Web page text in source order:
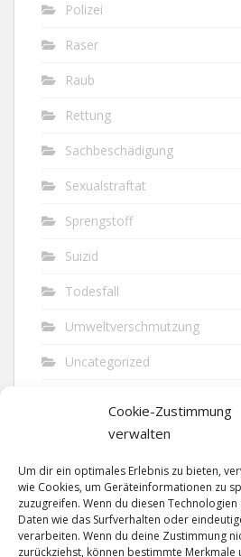
Cookie-Zustimmung
verwalten
Um dir ein optimales Erlebnis zu bieten,
wie Cookies, um Geräteinformationen zu
zuzugreifen. Wenn du diesen
Daten wie das Surfverhalten oder
verarbeiten. Wenn du deine Zustimmung
zurückziehst, können bestimmte Merkmale
Polizei
Raser
Raub
Rettung
Sachbeschädigung
Sexualstraftat
Sprengstoff
Suizid
Todesfall
Umweltverschmutzung
Uncategorized
Vandalismus
Verkehr
Verkehrsunfall
Vermisst